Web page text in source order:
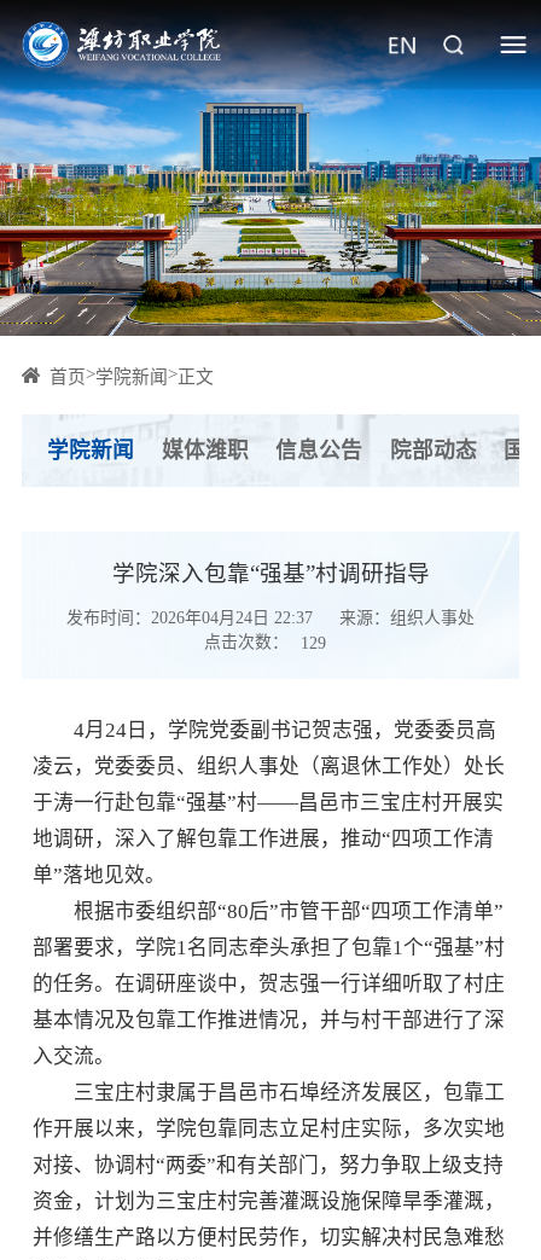
学院新闻 媒体潍职 信息公告 院部动态 国
首页>学院新闻>正文
学院深入包靠“强基”村调研指导
发布时间：2026年04月24日 22:37
来源：组织人事处
点击次数：
129
4月24日，学院党委副书记贺志强，党委委员高
凌云，党委委员、组织人事处（离退休工作处）处长
于涛一行赴包靠“强基”村——昌邑市三宝庄村开展实
地调研，深入了解包靠工作进展，推动“四项工作清
单”落地见效。
根据市委组织部“80后”市管干部“四项工作清单”
部署要求，学院1名同志牵头承担了包靠1个“强基”村
的任务。在调研座谈中，贺志强一行详细听取了村庄
基本情况及包靠工作推进情况，并与村干部进行了深
入交流。
三宝庄村隶属于昌邑市石埠经济发展区，包靠工
作开展以来，学院包靠同志立足村庄实际，多次实地
对接、协调村“两委”和有关部门，努力争取上级支持
资金，计划为三宝庄村完善灌溉设施保障旱季灌溉，
并修缮生产路以方便村民劳作，切实解决村民急难愁